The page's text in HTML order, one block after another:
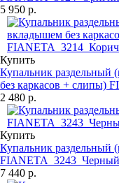
5 950 р.
Купить
Купальник раздельный
без каркасов + слипы)
2 480 р.
Купить
Купальник раздельный
FIANETA_3243_Черный
7 440 р.